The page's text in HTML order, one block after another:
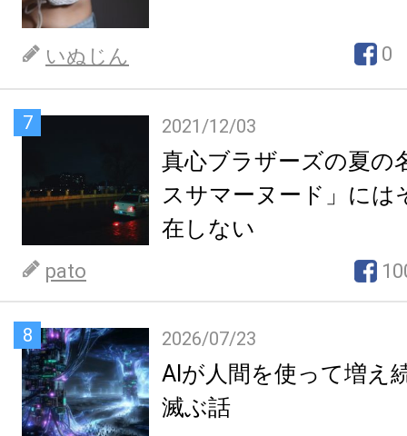
いぬじん 0
7 2021/12/03
真心ブラザーズの夏の
スサマーヌード」には
在しない
pato
8 2026/07/23
AIが人間を使って増え
滅ぶ話